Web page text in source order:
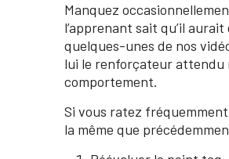
Manquez
l’apprenant sait qu’il
quelques-unes de nos
lui le renforçateur attendu
comportement.
Si vous ratez
la même que